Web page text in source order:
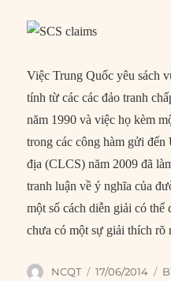
Việc Trung Quốc yêu sách
tính từ các các đảo tranh
năm 1990 và việc họ kèm
trong các công hàm gửi
địa (CLCS) năm 2009 đã
tranh luận về ý nghĩa của
một số cách diễn giải có
chưa có một sự giải thích rõ
Author
NCQT
Posted
17/06/2014